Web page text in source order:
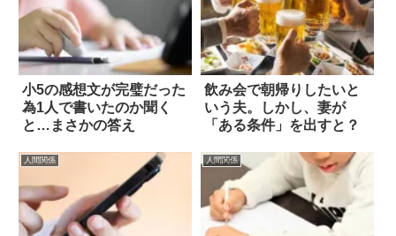
小5の感想文が完璧だった
為1人で書いたのか聞く
と…まさかの答え
飲み会で朝帰りしたいと
いう夫。しかし、妻が
「ある条件」を出すと？
人間関係 人間関係